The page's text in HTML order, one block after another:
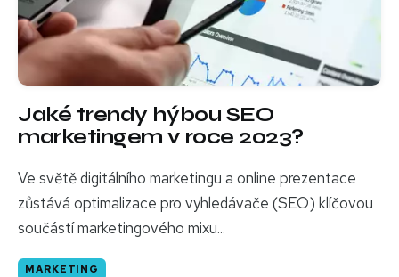
Jaké trendy hýbou SEO
marketingem v roce 2023?
Ve světě digitálního marketingu a online prezentace
zůstává optimalizace pro vyhledávače (SEO) klíčovou
součástí marketingového mixu...
MARKETING